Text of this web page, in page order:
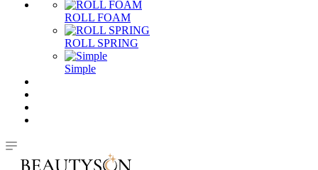
ROLL FOAM
ROLL SPRING
Simple